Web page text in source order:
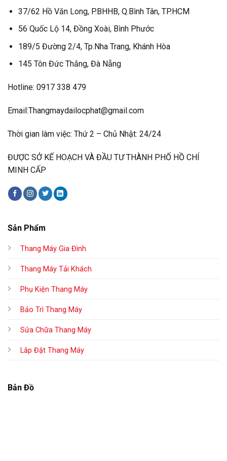
37/62 Hồ Văn Long, P.BHHB, Q.Bình Tân, TP.HCM
56 Quốc Lộ 14, Đồng Xoài, Bình Phước
189/5 Đường 2/4, Tp.Nha Trang, Khánh Hòa
145 Tôn Đức Thắng, Đà Nẵng
Hotline: 0917 338 479
Email:Thangmaydailocphat@gmail.com
Thời gian làm việc: Thứ 2 – Chủ Nhật: 24/24
ĐƯỢC SỞ KẾ HOẠCH VÀ ĐẦU TƯ THÀNH PHỐ HỒ CHÍ
MINH CẤP
Sản Phẩm
Thang Máy Gia Đình
Thang Máy Tải Khách
Phụ Kiện Thang Máy
Bảo Trì Thang Máy
Sửa Chữa Thang Máy
Lắp Đặt Thang Máy
Bản Đồ